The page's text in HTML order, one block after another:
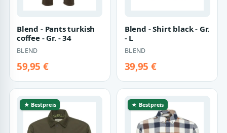
Blend - Pants turkish
coffee - Gr. - 34
BLEND
59,95 €
Blend - Shirt black - Gr.
- L
BLEND
39,95 €
★ Bestpreis ★ Bestpreis